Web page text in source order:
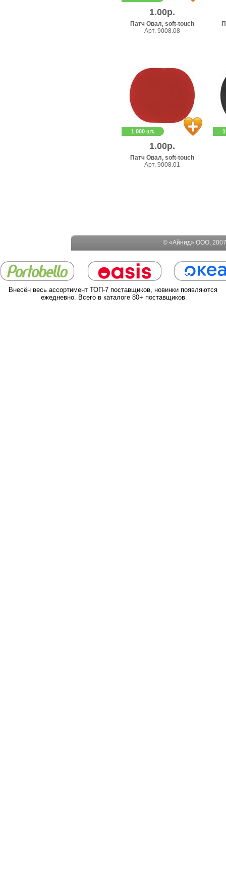
1.00р.
Патч Овал, soft-touch
Арт. 9008.08
1 000 шт.
1.00р.
Патч Овал, soft-touch
Арт. 9008.01
© «Айнид» ООО,
Внесён весь ассортимент ТОП-7 поставщиков, новинки появляются
ежедневно. Всего в каталоге 80+ поставщиков